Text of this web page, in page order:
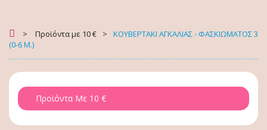
> Προϊόντα με 10 € >
ΚΟΥΒΕΡΤΑΚΙ ΑΓΚΑΛΙΑΣ - ΦΑΣΚΙΩΜΑΤΟΣ 3
(0-6 Μ.)
Προϊόντα Με 10 €